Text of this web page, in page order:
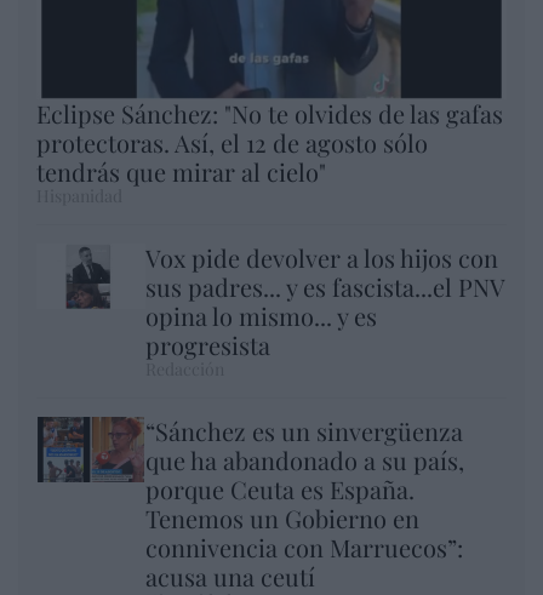
Eclipse Sánchez: "No te olvides de las gafas
protectoras. Así, el 12 de agosto sólo
tendrás que mirar al cielo"
Vox pide devolver a los hijos con
sus padres... y es fascista...el PNV
opina lo mismo... y es
progresista
“Sánchez es un sinvergüenza
que ha abandonado a su país,
porque Ceuta es España.
Tenemos un Gobierno en
connivencia con Marruecos”:
acusa una ceutí